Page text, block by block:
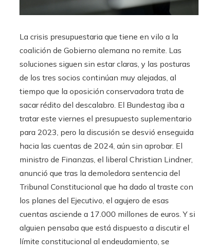
La crisis presupuestaria que tiene en vilo a la
coalición de Gobierno alemana no remite. Las
soluciones siguen sin estar claras, y las posturas
de los tres socios continúan muy alejadas, al
tiempo que la oposición conservadora trata de
sacar rédito del descalabro. El Bundestag iba a
tratar este viernes el presupuesto suplementario
para 2023, pero la discusión se desvió enseguida
hacia las cuentas de 2024, aún sin aprobar. El
ministro de Finanzas, el liberal Christian Lindner,
anunció que tras la demoledora sentencia del
Tribunal Constitucional que ha dado al traste con
los planes del Ejecutivo, el agujero de esas
cuentas asciende a 17.000 millones de euros. Y si
alguien pensaba que está dispuesto a discutir el
límite constitucional al endeudamiento, se